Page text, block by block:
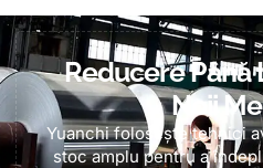
Reducere Până
Noii
Yuanchi folosește tehnici
stoc amplu pentru a